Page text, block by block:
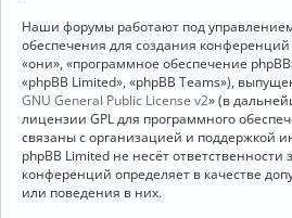
Наши форумы работают под
обеспечения для создания
«они», «программное обеспечение
«phpBB Limited», «phpBB Teams»),
GNU General Public License v2» (в
лицензии GPL для программного
связаны с организацией и поддержкой
phpBB Limited не несёт ответственности
конференций определяет в качестве
или поведения в них.